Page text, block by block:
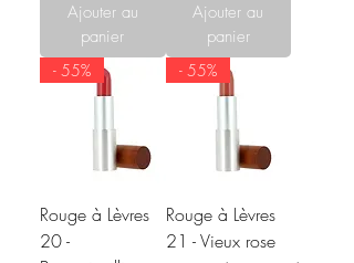
Ajouter au
panier
Ajouter au
panier
- 55%
Rouge à Lèvres
20 -
- 55%
Rouge à Lèvres
21 - Vieux rose